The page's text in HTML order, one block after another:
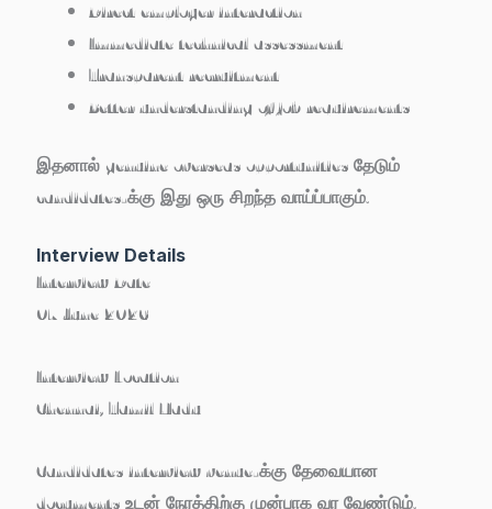
Direct employer interaction
Immediate technical assessment
Transparent recruitment
Better understanding of job requirements
இதனால் genuine overseas opportunities தேடும்
candidates-க்கு இது ஒரு சிறந்த வாய்ப்பாகும்.
Interview Details
Interview Date
07 June 2026
Interview Location
Chennai, Tamil Nadu
Candidates interview venue-க்கு தேவையான
documents உடன் நேரத்திற்கு முன்பாக வர வேண்டும்.